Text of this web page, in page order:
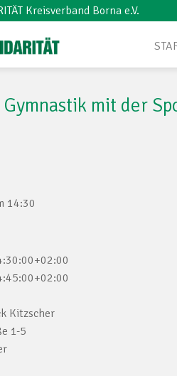
Kreisverband Borna e.V.
Gymnastik mit der
14:30
Kitzscher
1-5